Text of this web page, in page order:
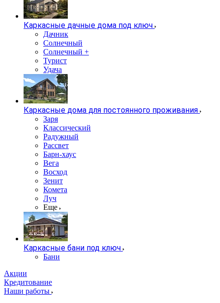
Каркасные дачные дома под ключ
Дачник
Солнечный
Солнечный +
Турист
Удача
Каркасные дома для постоянного проживания
Заря
Классический
Радужный
Рассвет
Барн-хаус
Вега
Восход
Зенит
Комета
Луч
Еще
Каркасные бани под ключ
Бани
Акции
Кредитование
Наши работы